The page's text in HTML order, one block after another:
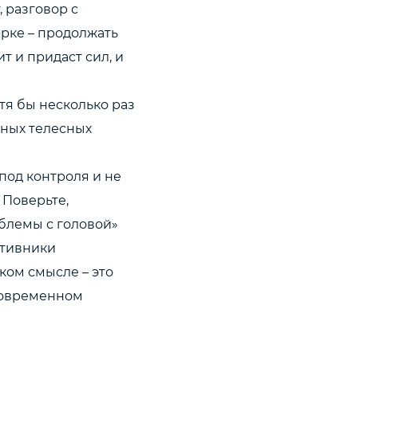
с
– продолжать
и придаст сил, и
бы несколько раз
телесных
контроля и не
с головой»
смысле – это